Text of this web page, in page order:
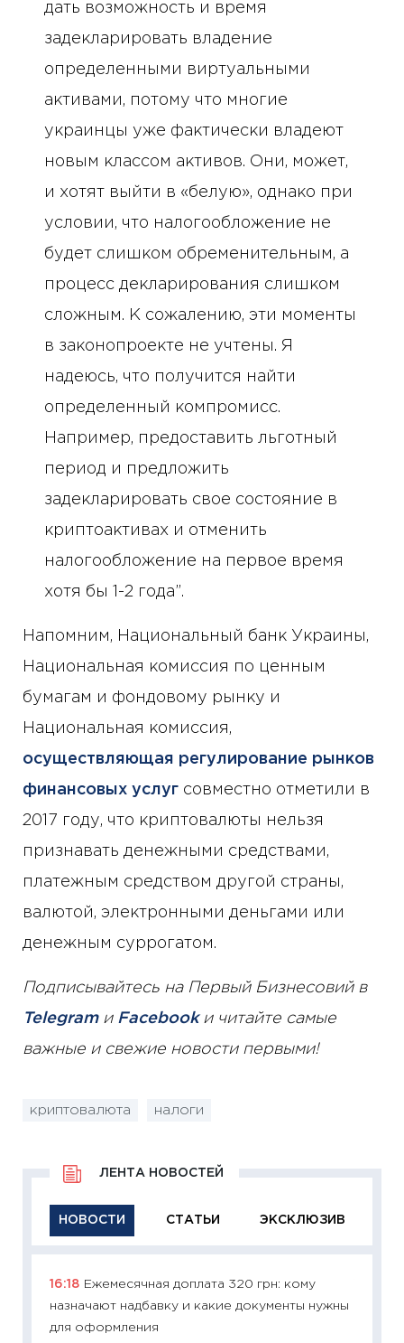
дать возможность и время
задекларировать владение
определенными виртуальными
активами, потому что многие
украинцы уже фактически владеют
новым классом активов. Они, может,
и хотят выйти в «белую», однако при
условии, что налогообложение не
будет слишком обременительным, а
процесс декларирования слишком
сложным. К сожалению, эти моменты
в законопроекте не учтены. Я
надеюсь, что получится найти
определенный компромисс.
Например, предоставить льготный
период и предложить
задекларировать свое состояние в
криптоактивах и отменить
налогообложение на первое время
хотя бы 1-2 года”.
Напомним, Национальный банк Украины,
Национальная комиссия по ценным
бумагам и фондовому рынку и
Национальная комиссия,
осуществляющая регулирование рынков
финансовых услуг совместно отметили в
2017 году, что криптовалюты нельзя
признавать денежными средствами,
платежным средством другой страны,
валютой, электронными деньгами или
денежным суррогатом.
Подписывайтесь на Первый Бизнесовий в
Telegramи Facebookи читайте самые
важные и свежие новости первыми!
криптовалюта налоги
НОВОСТИ СТАТЬИ ЭКСКЛЮЗИВ
ЛЕНТА НОВОСТЕЙ
16:18 Ежемесячная доплата 320 грн: кому
назначают надбавку и какие документы нужны
для оформления